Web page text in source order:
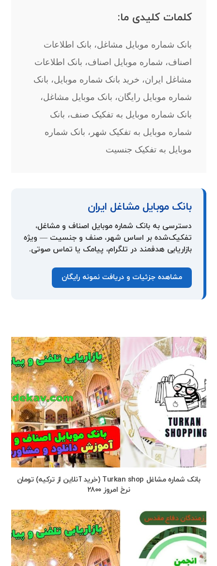
کلمات کلیدی ما:
بانک شماره موبایل مشاغل، بانک اطلاعات
اصناف، شماره موبایل اصناف، بانک اطلاعات
مشاغل ایران، خرید بانک شماره موبایل، بانک
شماره موبایل رایگان، بانک موبایل مشاغل،
بانک شماره موبایل به تفکیک صنف، بانک
شماره موبایل به تفکیک شهر، بانک شماره
موبایل به تفکیک جنسیت
بانک موبایل مشاغل ایران
دسترسی به بانک شماره موبایل اصناف و مشاغل،
تفکیک‌شده بر اساس شهر، صنف و جنسیت — ویژه
بازاریابی هدفمند در تلگرام، پیامک یا تماس صوتی.
مشاهده جزئیات و دریافت نمونه رایگان
بانک شماره مشاغل Turkan shop (خرید آنلاین از ترکیه) تومان
نرخ امروز ۲۸۰۰